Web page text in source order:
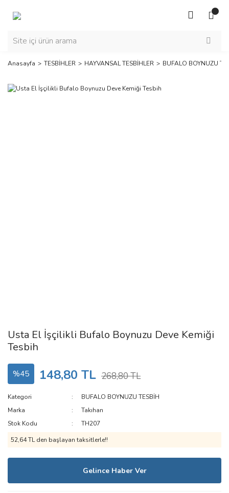
Anasayfa TESBİHLER HAYVANSAL TESBİHLER BUFALO BOYNUZU
Usta El İşçilikli Bufalo Boynuzu Deve Kemiği
Tesbih
%45 148,80 TL 268,80 TL
Kategori
BUFALO BOYNUZU TESBİH
Marka
Takıhan
Stok Kodu
TH207
52,64 TL den başlayan taksitlerle!!
Gelince Haber Ver